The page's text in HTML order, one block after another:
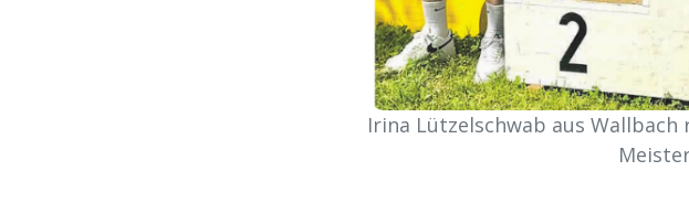
Irina Lützelschwab aus